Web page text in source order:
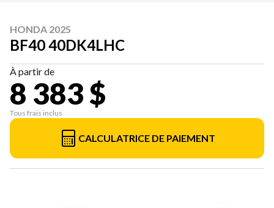
HONDA 2025
BF40 40DK4LHC
À partir de
8 383 $
Tous frais inclus
CALCULATRICE DE PAIEMENT